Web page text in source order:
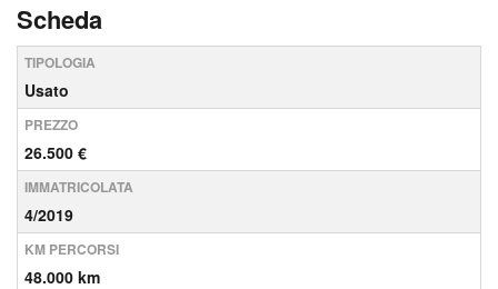
lega, Fari Xenon, Chiusura centralizzata, Airbag
pass...
Scheda
TIPOLOGIA
Usato
PREZZO
26.500 €
IMMATRICOLATA
4/2019
KM PERCORSI
48.000 km